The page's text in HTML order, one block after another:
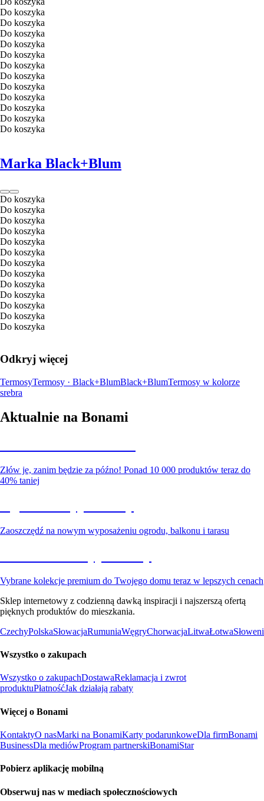
Do koszyka
Do koszyka
Do koszyka
Do koszyka
Do koszyka
Do koszyka
Do koszyka
Do koszyka
Do koszyka
Do koszyka
Do koszyka
Do koszyka
Marka Black+Blum
Do koszyka
Do koszyka
Do koszyka
Do koszyka
Do koszyka
Do koszyka
Do koszyka
Do koszyka
Do koszyka
Do koszyka
Do koszyka
Do koszyka
Do koszyka
Odkryj więcej
TermosyTermosy · Black+BlumBlack+BlumTermosy w kolorze
srebra
Aktualnie na Bonami
Złów je, zanim będzie za późno! Ponad 10 000 produktów teraz do
40% taniej
Zaoszczędź na nowym wyposażeniu ogrodu, balkonu i tarasu
Vybrane kolekcje premium do Twojego domu teraz w lepszych cenach
Sklep internetowy z codzienną dawką inspiracji i najszerszą ofertą
pięknych produktów do mieszkania.
CzechyPolskaSłowacjaRumuniaWęgryChorwacjaLitwaŁotwa
Wszystko o zakupach
Wszystko o zakupachDostawaReklamacja i zwrot
produktuPłatnośćJak działają rabaty
Więcej o Bonami
KontaktyO nasMarki na BonamiKarty podarunkoweDla firmBonami
BusinessDla mediówProgram partnerskiBonamiStar
Pobierz aplikację mobilną
Obserwuj nas w mediach społecznościowych